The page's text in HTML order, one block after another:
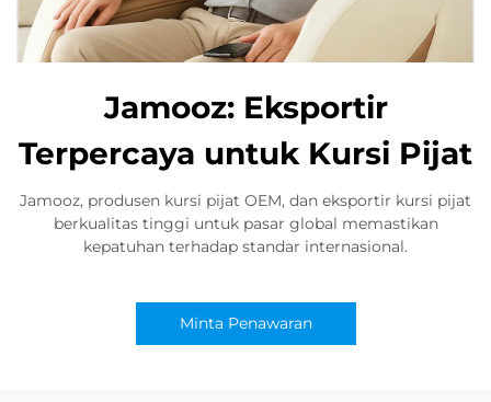
Jamooz: Eksportir
Terpercaya untuk Kursi Pijat
Jamooz, produsen kursi pijat OEM, dan eksportir kursi pijat
berkualitas tinggi untuk pasar global memastikan
kepatuhan terhadap standar internasional.
Minta Penawaran